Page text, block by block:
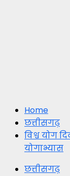
Home
छत्तीसगढ़
विश्व योग
योगाभ्यास
छत्तीसगढ़